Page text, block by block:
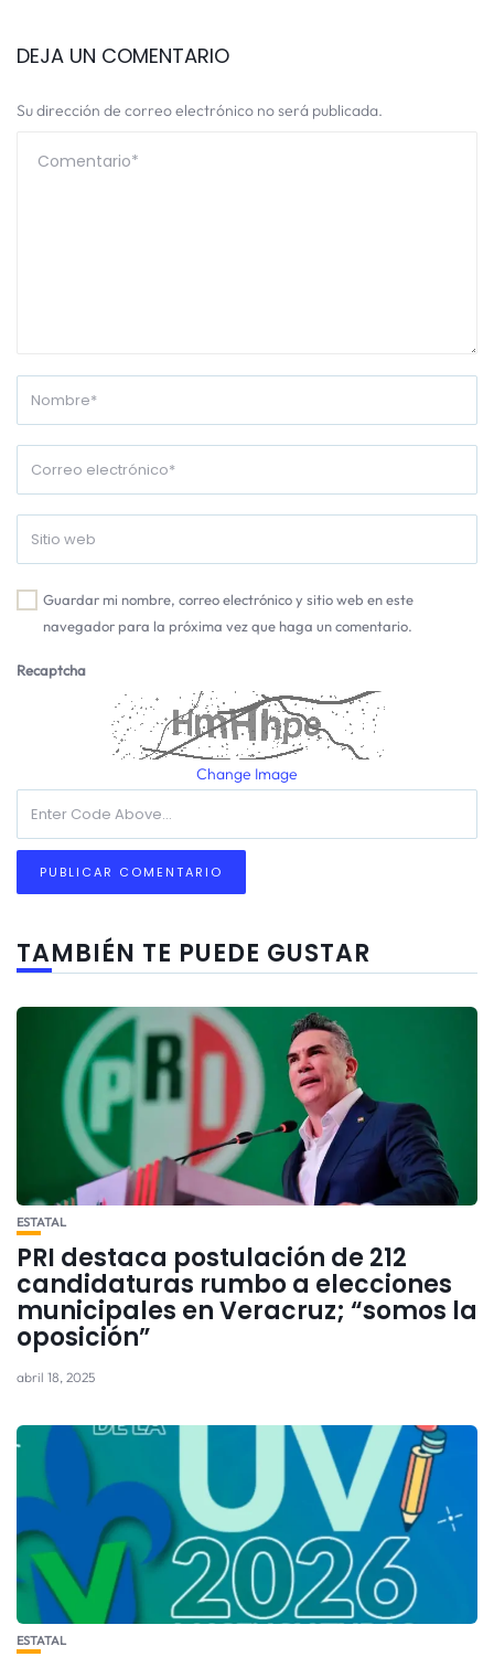
DEJA UN COMENTARIO
Su dirección de correo electrónico no será publicada.
Guardar mi nombre, correo electrónico y sitio web en este
navegador para la próxima vez que haga un comentario.
Recaptcha
Change Image
TAMBIÉN TE PUEDE GUSTAR
ESTATAL
PRI destaca postulación de 212
candidaturas rumbo a elecciones
municipales en Veracruz; “somos la
oposición”
abril 18, 2025
ESTATAL